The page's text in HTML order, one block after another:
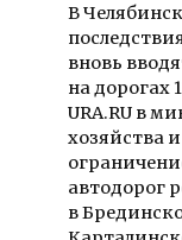
В
вновь
на дорогах
URA.RU в
хозяйства
автодорог
в